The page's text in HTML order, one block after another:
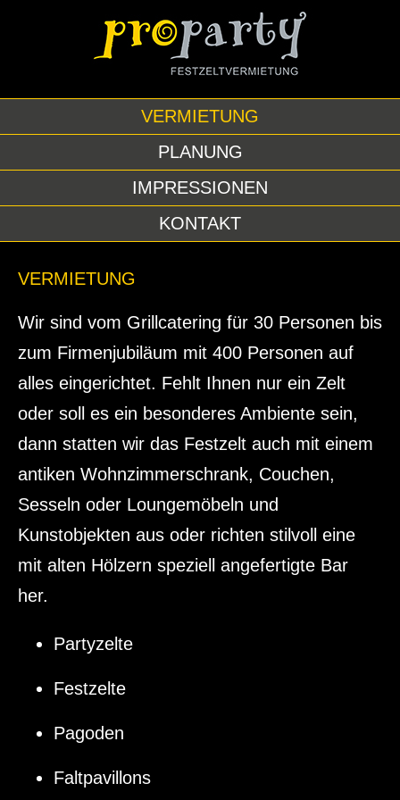
VERMIETUNG
PLANUNG
IMPRESSIONEN
KONTAKT
VERMIETUNG
Wir sind vom Grillcatering für 30 Personen bis
zum Firmenjubiläum mit 400 Personen auf
alles eingerichtet. Fehlt Ihnen nur ein Zelt
oder soll es ein besonderes Ambiente sein,
dann statten wir das Festzelt auch mit einem
antiken Wohnzimmerschrank, Couchen,
Sesseln oder Loungemöbeln und
Kunstobjekten aus oder richten stilvoll eine
mit alten Hölzern speziell angefertigte Bar
her.
Partyzelte
Festzelte
Pagoden
Faltpavillons